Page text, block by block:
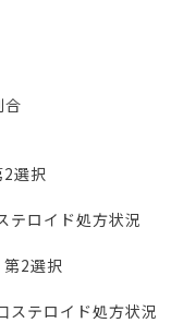
合
選択
テロイド処方状況
2選択
ステロイド処方状況